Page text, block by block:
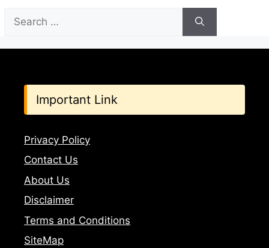
for:
Important Link
Privacy Policy
Contact Us
About Us
Disclaimer
Terms and Conditions
SiteMap